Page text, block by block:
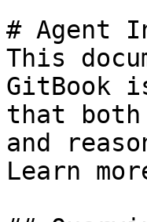
# Agent
This
GitBook
that both
and
Learn